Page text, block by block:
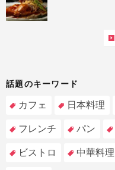
話題のキーワード
カフェ 日本料理
フレンチ パン
ビストロ 中華料理